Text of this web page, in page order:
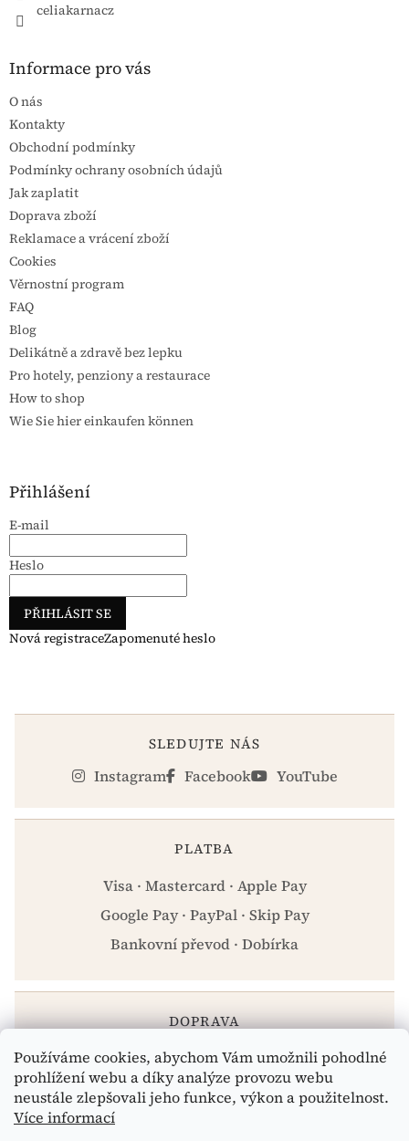
Používáme cookies, abychom Vám umožnili pohodlné
prohlížení webu a díky analýze provozu webu
neustále zlepšovali jeho funkce, výkon a použitelnost.
Více informací
celiakarnacz
Informace pro vás
O nás
Kontakty
Obchodní podmínky
Podmínky ochrany osobních údajů
Jak zaplatit
Doprava zboží
Reklamace a vrácení zboží
Cookies
Věrnostní program
FAQ
Blog
Delikátně a zdravě bez lepku
Pro hotely, penziony a restaurace
How to shop
Wie Sie hier einkaufen können
Přihlášení
E-mail
Heslo
PŘIHLÁSIT SE
Nová registraceZapomenuté heslo
SLEDUJTE NÁS
Instagram Facebook YouTube
PLATBA
Visa · Mastercard · Apple Pay
Google Pay · PayPal · Skip Pay
Bankovní převod · Dobírka
DOPRAVA
Zásilkovna · PPL · Osobní odběr Praha